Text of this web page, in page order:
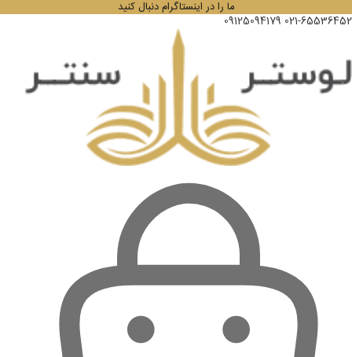
ما را در اینستاگرام دنبال کنید
021-65536452
09125094179